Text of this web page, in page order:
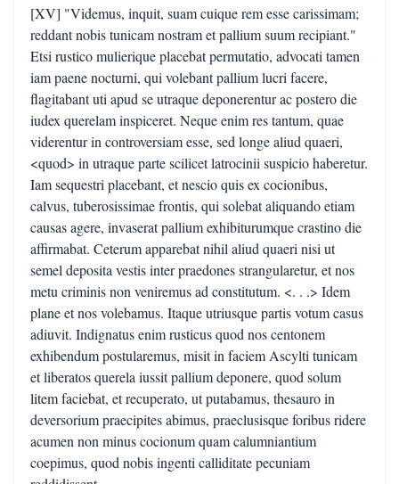
[XV] "Videmus, inquit, suam cuique rem esse carissimam;
reddant nobis tunicam nostram et pallium suum recipiant."
Etsi rustico mulierique placebat permutatio, advocati tamen
iam paene nocturni, qui volebant pallium lucri facere,
flagitabant uti apud se utraque deponerentur ac postero die
iudex querelam inspiceret. Neque enim res tantum, quae
viderentur in controversiam esse, sed longe aliud quaeri,
<quod> in utraque parte scilicet latrocinii suspicio haberetur.
Iam sequestri placebant, et nescio quis ex cocionibus,
calvus, tuberosissimae frontis, qui solebat aliquando etiam
causas agere, invaserat pallium exhibiturumque crastino die
affirmabat. Ceterum apparebat nihil aliud quaeri nisi ut
semel deposita vestis inter praedones strangularetur, et nos
metu criminis non veniremus ad constitutum. <. . .> Idem
plane et nos volebamus. Itaque utriusque partis votum casus
adiuvit. Indignatus enim rusticus quod nos centonem
exhibendum postularemus, misit in faciem Ascylti tunicam
et liberatos querela iussit pallium deponere, quod solum
litem faciebat, et recuperato, ut putabamus, thesauro in
deversorium praecipites abimus, praeclusisque foribus ridere
acumen non minus cocionum quam calumniantium
coepimus, quod nobis ingenti calliditate pecuniam